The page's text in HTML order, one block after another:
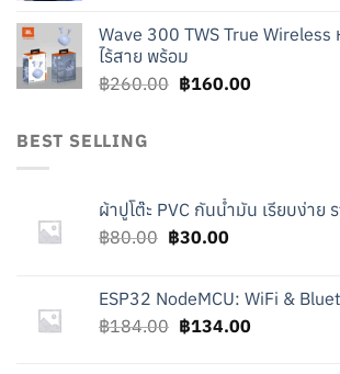
฿276.00.฿176.00.
Wave 300 TWS True Wireless
ไร้สาย พร้อม
฿260.00 Original
฿160.00Current
BEST SELLING
ผ้าปูโต๊ะ PVC กันน้ำมัน เรียบง่าย
฿80.00 Original
฿80.00.
฿30.00Current
฿30.00.
ESP32 NodeMCU: WiFi &
฿184.00 Original
฿134.00Current